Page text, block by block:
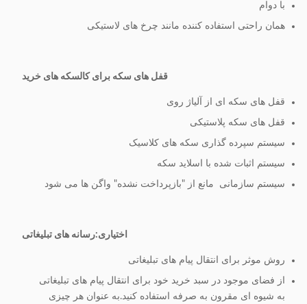
با دوام
همان راحتی استفاده کننده مانند چرخ های لاستیکی
قفل های سکه برای کالسکه های خرید
قفل های سکه ای از آلیاژ روی
قفل های سکه پلاستیکی
سیستم سپرده گذاری سکه های کلاسیک
سیستم اثبات شده با اسلاید سکه
سیستم سازمانی ‬ مانع از "بازپرداخت نشده" واگن ها می شود
اختیاری:رسانه های تبلیغاتی
روش موثر برای انتقال پیام های تبلیغاتی
از فضای موجود در سبد خرید خود برای انتقال پیام های تبلیغاتی
به شیوه ای مقرون به صرفه استفاده کنید.به عنوان هر چیزی